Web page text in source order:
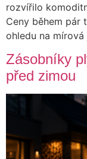
rozvířilo
Ceny během pár
ohledu na
Zásobníky
před zimou